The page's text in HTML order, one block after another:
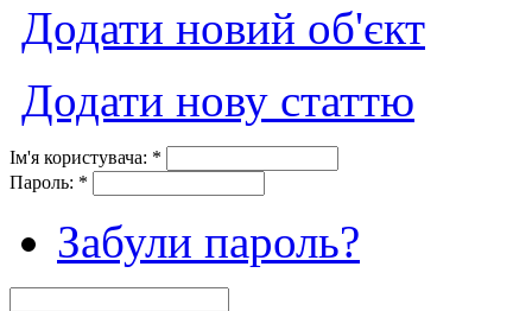
Додати новий об'єкт
Додати нову статтю
Ім'я користувача: *
Пароль: *
Забули пароль?